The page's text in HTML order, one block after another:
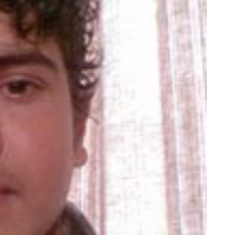
विवादाश्पद उपन्यास हो
वाचन कस्तो लाग्दैछ ।